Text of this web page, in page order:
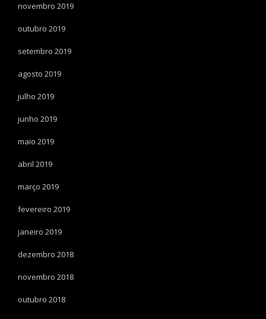
novembro 2019
outubro 2019
setembro 2019
agosto 2019
julho 2019
junho 2019
maio 2019
abril 2019
março 2019
fevereiro 2019
janeiro 2019
dezembro 2018
novembro 2018
outubro 2018